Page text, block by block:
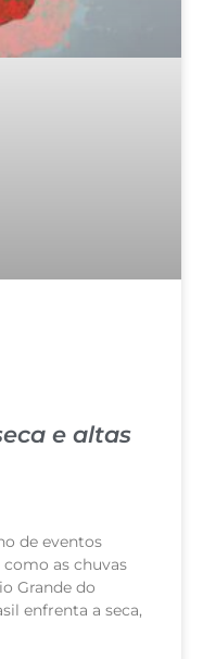
e altas
de eventos
as chuvas
Grande do
enfrenta a seca,